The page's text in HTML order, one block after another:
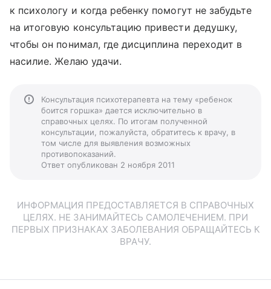
к психологу и когда ребенку помогут не забудьте
на итоговую консультацию привести дедушку,
чтобы он понимал, где дисциплина переходит в
насилие. Желаю удачи.
Консультация психотерапевта на тему «ребенок
боится горшка» дается исключительно в
справочных целях. По итогам полученной
консультации, пожалуйста, обратитесь к врачу, в
том числе для выявления возможных
противопоказаний.
Ответ опубликован 2 ноября 2011
ИНФОРМАЦИЯ ПРЕДОСТАВЛЯЕТСЯ В СПРАВОЧНЫХ
ЦЕЛЯХ. НЕ ЗАНИМАЙТЕСЬ САМОЛЕЧЕНИЕМ. ПРИ
ПЕРВЫХ ПРИЗНАКАХ ЗАБОЛЕВАНИЯ ОБРАЩАЙТЕСЬ К
ВРАЧУ.